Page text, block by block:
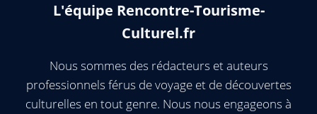
L'équipe Rencontre-Tourisme-
Culturel.fr
Nous sommes des rédacteurs et auteurs
professionnels férus de voyage et de découvertes
culturelles en tout genre. Nous nous engageons à